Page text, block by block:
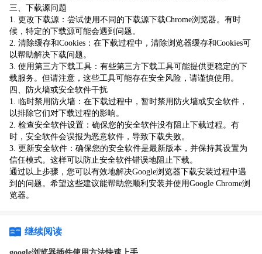
三、下载源问题
1. 更改下载源：尝试使用不同的下载源下载Chrome浏览器。有时
候，特定的下载源可能会遇到问题。
2. 清除缓存和Cookies：在下载过程中，清除浏览器缓存和Cookies可
以帮助解决下载问题。
3. 使用第三方下载工具：有些第三方下载工具可能提供更稳定的下
载服务。但请注意，这些工具可能存在安全风险，请谨慎使用。
四、防火墙或安全软件干扰
1. 临时禁用防火墙：在下载过程中，暂时禁用防火墙或安全软件，
以排除它们对下载过程的影响。
2. 检查安全软件设置：确保您的安全软件没有阻止下载过程。有
时，安全软件会误报为恶意软件，导致下载失败。
3. 更新安全软件：确保您的安全软件是最新版本，并保持其设置为
信任模式。这样可以防止安全软件错误地阻止下载。
通过以上步骤，您可以有效地解决Google浏览器下载安装过程中遇
到的问题。希望这些建议能帮助您顺利安装并使用Google Chrome浏
览器。
继续阅读